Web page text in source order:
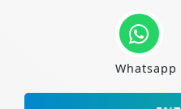
Whatsapp